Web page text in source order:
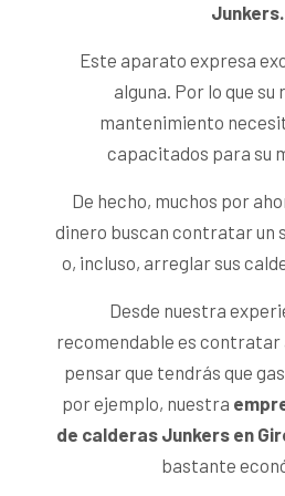
Junkers.
Este aparato expresa
alguna. Por lo que
mantenimiento
capacitados para su
De hecho, muchos por
dinero buscan contratar un
o, incluso, arreglar sus
Desde nuestra
recomendable es contratar
pensar que tendrás que
por ejemplo, nuestra
de calderas Junkers en
bastante